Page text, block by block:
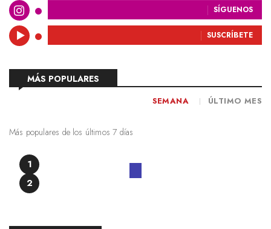
SÍGUENOS
SUSCRÍBETE
MÁS POPULARES
SEMANA ÚLTIMO MES
Más populares de los últimos 7 días
1
2